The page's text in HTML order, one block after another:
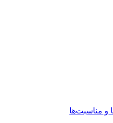
و مناسبت‌ها